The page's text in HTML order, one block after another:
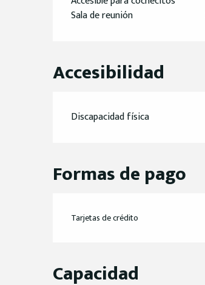
Sala de reunión
Accesibilidad
Discapacidad física
Formas de pago
Tarjetas de crédito
Capacidad